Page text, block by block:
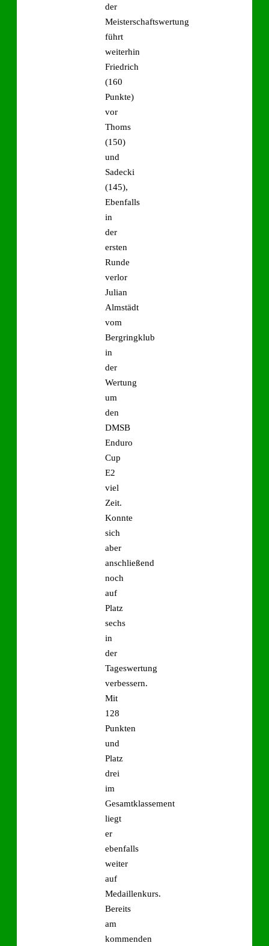
der
Meisterschaftswertung
führt
weiterhin
Friedrich
(160
Punkte)
vor
Thoms
(150)
und
Sadecki
(145),
Ebenfalls
in
der
ersten
Runde
verlor
Julian
Almstädt
vom
Bergringklub
in
der
Wertung
um
den
DMSB
Enduro
Cup
E2
viel
Zeit.
Konnte
sich
aber
anschließend
noch
auf
Platz
sechs
in
der
Tageswertung
verbessern.
Mit
128
Punkten
und
Platz
drei
im
Gesamtklassement
liegt
er
ebenfalls
weiter
auf
Medaillenkurs.
Bereits
am
kommenden